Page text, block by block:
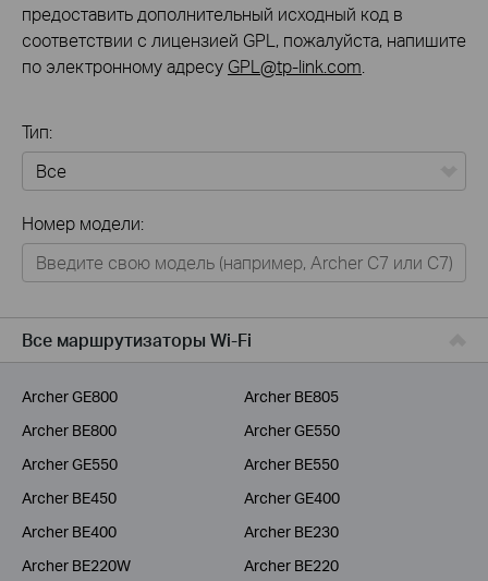
предоставить дополнительный исходный код в
соответствии с лицензией GPL, пожалуйста, напишите
по электронному адресу GPL@tp-link.com
Тип:
Для дома
Умный дом
Для операторов связи
Номер модели:
Все маршрутизаторы Wi-Fi
Archer GE800
Archer BE805
Archer BE800
Archer GE550
Archer GE550
Archer BE550
Archer BE450
Archer GE400
Archer BE400
Archer BE230
Archer BE220W
Archer BE220